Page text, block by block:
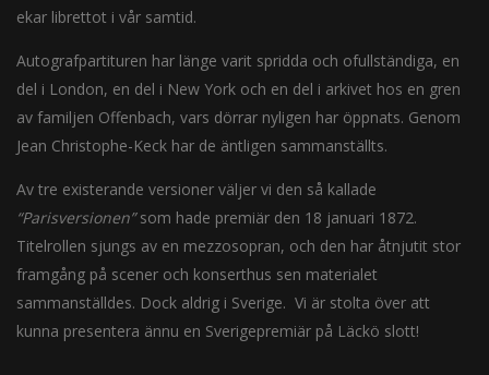
ekar librettot i vår samtid.
Autografpartituren har länge varit spridda och ofullständiga, en
del i London, en del i New York och en del i arkivet hos en gren
av familjen Offenbach, vars dörrar nyligen har öppnats. Genom
Jean Christophe-Keck har de äntligen sammanställts.
Av tre existerande versioner väljer vi den så kallade
“Parisversionen”som hade premiär den 18 januari 1872.
Titelrollen sjungs av en mezzosopran, och den har åtnjutit stor
framgång på scener och konserthus sen materialet
sammanställdes. Dock aldrig i Sverige. Vi är stolta över att
kunna presentera ännu en Sverigepremiär på Läckö slott!